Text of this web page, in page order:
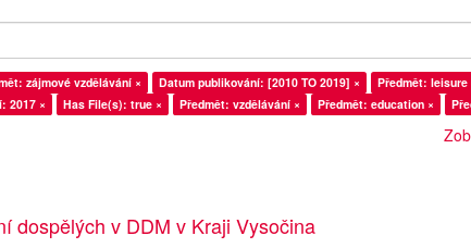
zájmové vzdělávání × Datum publikování: [2010 TO 2019] ×
Předmět: leisure
2017 × Has File(s): true × Předmět: vzdělávání × Předmět: education ×
dospělých v DDM v Kraji Vysočina